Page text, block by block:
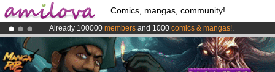
Comics, mangas, community!
Already 100000 members and 1000 comics & mangas!.
Premium membership from3.95 eurosper month !Get membership
AmilovaKickstarter is now LIVE!.